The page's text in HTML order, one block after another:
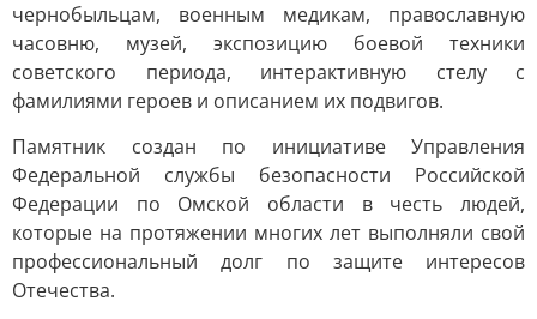
чернобыльцам, военным медикам, православную
часовню, музей, экспозицию боевой техники
советского периода, интерактивную стелу с
фамилиями героев и описанием их подвигов.
Памятник создан по инициативе Управления
Федеральной службы безопасности Российской
Федерации по Омской области в честь людей,
которые на протяжении многих лет выполняли свой
профессиональный долг по защите интересов
Отечества.